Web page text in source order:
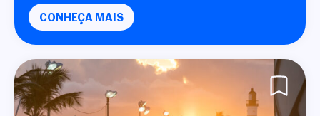
CONHEÇA MAIS